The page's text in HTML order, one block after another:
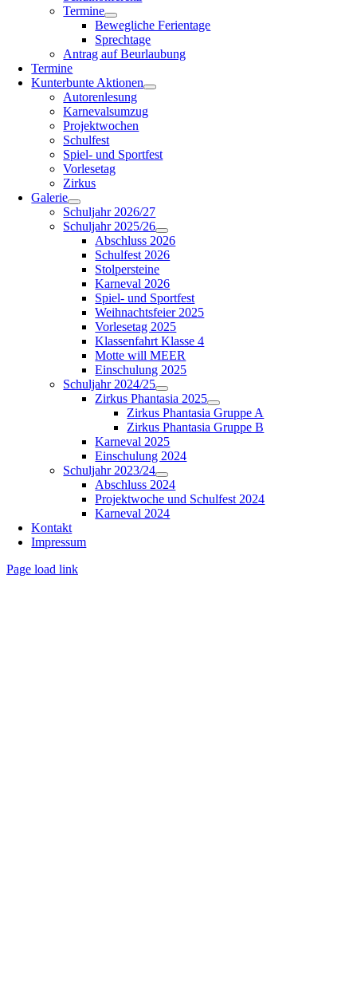
Termine
Bewegliche Ferientage
Sprechtage
Antrag auf Beurlaubung
Termine
Kunterbunte Aktionen
Autorenlesung
Karnevalsumzug
Projektwochen
Schulfest
Spiel- und Sportfest
Vorlesetag
Zirkus
Galerie
Schuljahr 2026/27
Schuljahr 2025/26
Abschluss 2026
Schulfest 2026
Stolpersteine
Karneval 2026
Spiel- und Sportfest
Weihnachtsfeier 2025
Vorlesetag 2025
Klassenfahrt Klasse 4
Motte will MEER
Einschulung 2025
Schuljahr 2024/25
Zirkus Phantasia 2025
Zirkus Phantasia Gruppe A
Zirkus Phantasia Gruppe B
Karneval 2025
Einschulung 2024
Schuljahr 2023/24
Abschluss 2024
Projektwoche und Schulfest 2024
Karneval 2024
Kontakt
Impressum
Page load link